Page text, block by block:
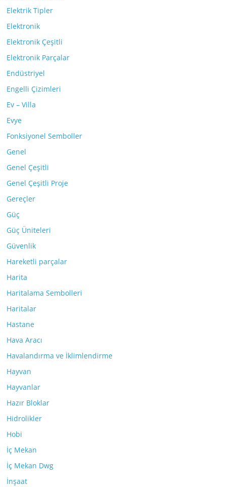
Elektrik Tipler
Elektronik
Elektronik Çeşitli
Elektronik Parçalar
Endüstriyel
Engelli Çizimleri
Ev – Villa
Evye
Fonksiyonel Semboller
Genel
Genel Çeşitli
Genel Çeşitli Proje
Gereçler
Güç
Güç Üniteleri
Güvenlik
Hareketli parçalar
Harita
Haritalama Sembolleri
Haritalar
Hastane
Hava Aracı
Havalandırma ve İklimlendirme
Hayvan
Hayvanlar
Hazır Bloklar
Hidrolikler
Hobi
İç Mekan
İç Mekan Dwg
İnşaat